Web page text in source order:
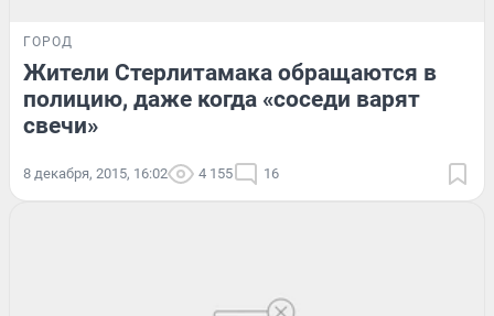
ГОРОД
Жители Стерлитамака обращаются в
полицию, даже когда «соседи варят
свечи»
8 декабря, 2015, 16:02 4 155 16